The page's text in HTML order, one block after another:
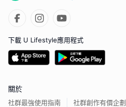
下載 U Lifestyle應用程式
關於
社群最強使用指南
社群創作有價企劃